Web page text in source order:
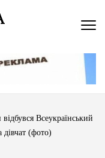
Всеукраїнський
дівчат (фото)